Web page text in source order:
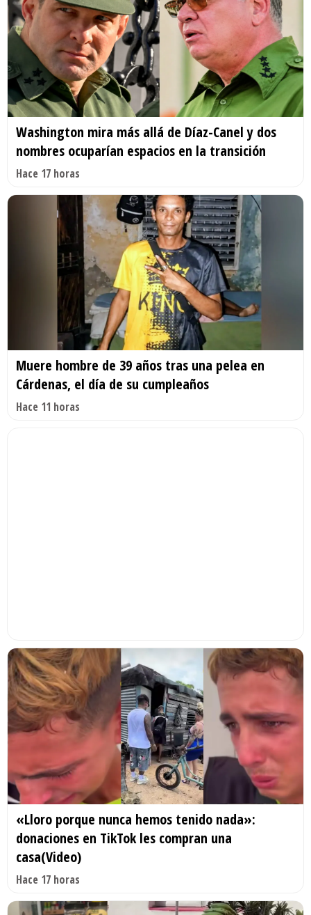
Washington mira más allá de Díaz-Canel y dos
nombres ocuparían espacios en la transición
Hace 17 horas
Muere hombre de 39 años tras una pelea en
Cárdenas, el día de su cumpleaños
Hace 11 horas
«Lloro porque nunca hemos tenido nada»:
donaciones en TikTok les compran una
casa(Video)
Hace 17 horas